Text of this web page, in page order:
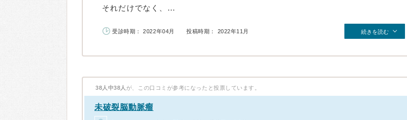
それだけでなく、...
受診時期： 2022年04月 投稿時期： 2022年11月 続きを読む
38人中38人 が、この口コミが参考になったと投票しています。
未破裂脳動脈瘤